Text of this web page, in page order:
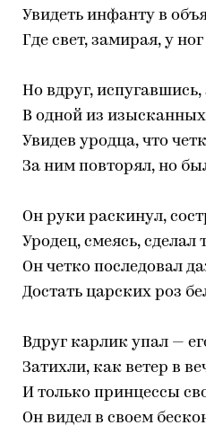
Увидеть инфанту в
Где свет, замирая, у
Но вдруг,
В одной из
Увидев уродца, что
За ним повторял, но
Он руки раскинул,
Уродец, смеясь, сделал
Он четко последовал
Достать царских роз
Вдруг карлик упал —
Затихли, как ветер в
И только принцессы
Он видел в своем